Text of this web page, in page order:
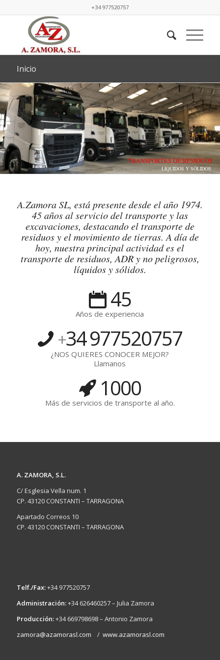
+34 977520757
Inicio
TRANSPORTES DE RESIDUOS
LÍQUIDOS Y SÓLIDOS
A.Zamora SL, está presente desde el año 1974.
45 años al servicio del transporte y las
excavaciones, destacando el transporte de
residuos y el movimiento de tierras. A día de
hoy, nuestra principal actividad es el
transporte de residuos, ADR y no peligrosos,
líquidos y sólidos.
45
Años de experiencia
+34977520757
¿NOS QUIERES CONOCER MEJOR?
Llamanos
1000
Más de servicios de transporte al año.
A. ZAMORA, S.L.
C/ Esglesia Vella num. 1
CP. 43120 CONSTANTI – TARRAGONA
Apartado Correos 10
CP. 43120 CONSTANTI – TARRAGONA
Telf./Fax:+34 977520757
Administración:+34 626460257 – Julia Zamora
Producción:+34 669798698 – Antonio Zamora
zamora@azamorasl.com / www.azamorasl.com